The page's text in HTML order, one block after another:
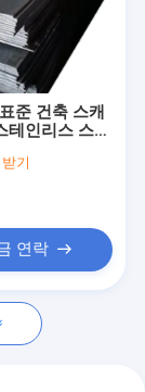
준 건축 스캐
테인리스 스틸
기
연락